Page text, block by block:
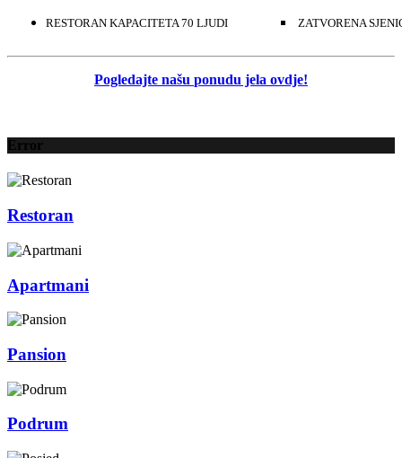
RESTORAN KAPACITETA 70 LJUDI ZATVORENA
Pogledajte našu ponudu jela ovdje!
Error
Restoran
Apartmani
Pansion
Podrum